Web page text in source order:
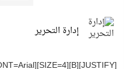
سيل الخير يروي ملاعب
إدارة التحرير